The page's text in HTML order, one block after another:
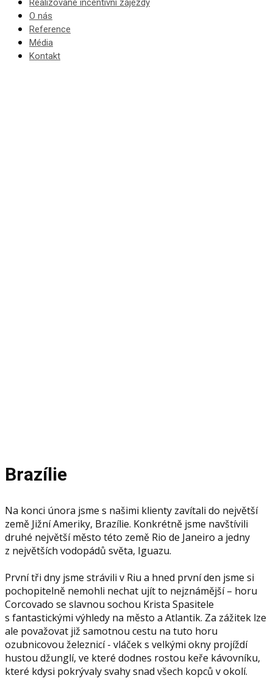
Realizované incentivní zájezdy
O nás
Reference
Média
Kontakt
Brazílie
Na konci února jsme s našimi klienty zavítali do největší
země Jižní Ameriky, Brazílie. Konkrétně jsme navštívili
druhé největší město této země Rio de Janeiro a jedny
z největších vodopádů světa, Iguazu.
První tři dny jsme strávili v Riu a hned první den jsme si
pochopitelně nemohli nechat ujít to nejznámější – horu
Corcovado se slavnou sochou Krista Spasitele
s fantastickými výhledy na město a Atlantik. Za zážitek lze
ale považovat již samotnou cestu na tuto horu
ozubnicovou železnicí - vláček s velkými okny projíždí
hustou džunglí, ve které dodnes rostou keře kávovníku,
které kdysi pokrývaly svahy snad všech kopců v okolí.